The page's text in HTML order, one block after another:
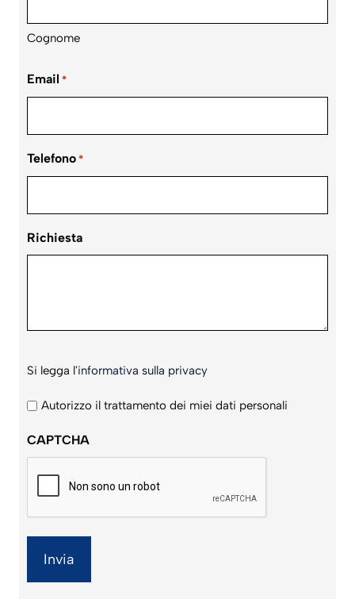
Cognome
Email *
Telefono *
Richiesta
legga
l'informativa
privacy
Si legga l'informativa sulla privacy
Autorizzo il trattamento dei miei dati personali
CAPTCHA